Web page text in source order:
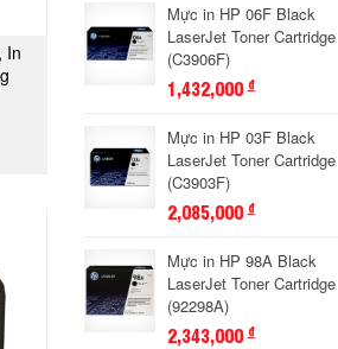
In
Mực in HP 06F Black
LaserJet Toner Cartridge
(C3906F)
1,432,000đ
Mực in HP 03F Black
LaserJet Toner Cartridge
(C3903F)
2,085,000đ
Mực in HP 98A Black
LaserJet Toner Cartridge
(92298A)
2,343,000đ